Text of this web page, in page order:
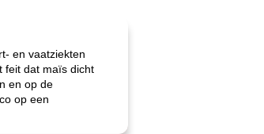
en vaatziekten
feit dat maïs dicht
en op de
op een